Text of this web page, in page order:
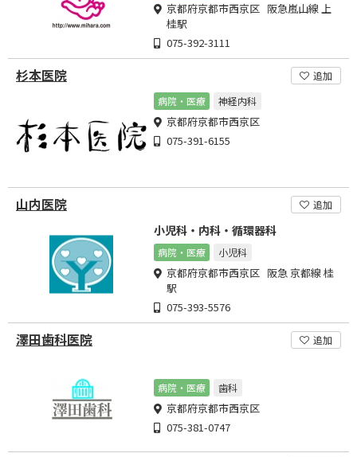
京都府京都市西京区 阪急嵐山線 上
桂駅
075-392-3111
杉本医院
追加
病院・医療
神経内科
京都府京都市西京区
075-391-6155
山内医院 追加
小児科・内科・循環器科
病院・医療 小児科
京都府京都市西京区 阪急 京都線 桂
駅
075-393-5576
澤田歯科医院 追加
病院・医療 歯科
京都府京都市西京区
075-381-0747